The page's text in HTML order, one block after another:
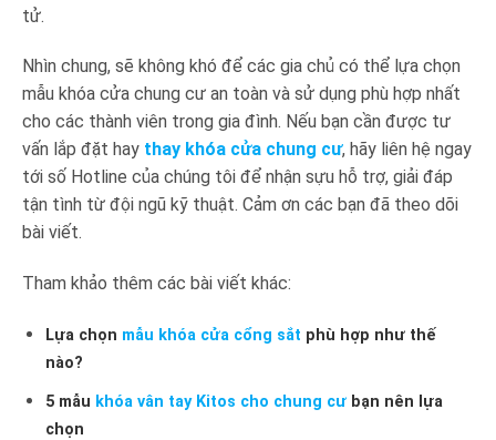
tử.
Nhìn chung, sẽ không khó để các gia chủ có thể lựa chọn
mẫu khóa cửa chung cư an toàn và sử dụng phù hợp nhất
cho các thành viên trong gia đình. Nếu bạn cần được tư
vấn lắp đặt hay thay khóa cửa chung cư, hãy liên hệ ngay
tới số Hotline của chúng tôi để nhận sựu hỗ trợ, giải đáp
tận tình từ đội ngũ kỹ thuật. Cảm ơn các bạn đã theo dõi
bài viết.
Tham khảo thêm các bài viết khác:
Lựa chọn mẫu khóa cửa cổng sắt phù hợp như thế
nào?
5 mẫu khóa vân tay Kitos cho chung cưbạn nên lựa
chọn